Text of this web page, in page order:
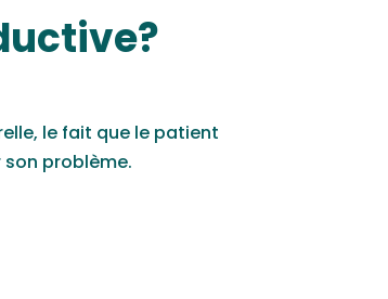
le fait que le patient
problème.